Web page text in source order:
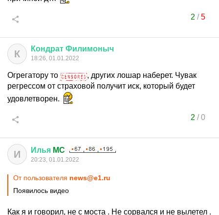
2 /5
К Кондрат Филимоныч
18:26, 01.01.2022
Огрегатору то
, других лошар наберет. Чувак
регрессом от страховой получит иск, который будет
удовлетворен.
2 /0
И Илья MC
20:23, 01.01.2022
От пользователя news@e1.ru
Появилось видео
Как я и говорил, не с моста . Не сорвался и не вылетел .